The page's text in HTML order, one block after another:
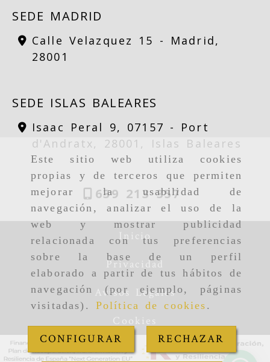
Este sitio web utiliza cookies
propias y de terceros que permiten
mejorar la usabilidad de
navegación, analizar el uso de la
web y mostrar publicidad
relacionada con tus preferencias
sobre la base de un perfil
elaborado a partir de tus hábitos de
navegación (por ejemplo, páginas
visitadas). Política de cookies .
CONFIGURAR RECHAZAR
SEDE MADRID
Calle Velazquez 15 - Madrid,
28001
SEDE ISLAS BALEARES
Isaac Peral 9, 07157 - Port
d'Andratx, 28001, Islas Baleares
639 213 357
Inicio
Privacidad
Avisos Legales
Cookies